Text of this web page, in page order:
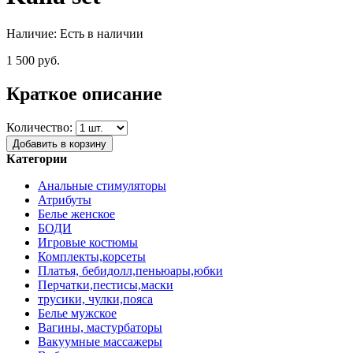
Наличие: Есть в наличии
1 500 руб.
Краткое описание
Количество:
Добавить в корзину
Категории
Анальные стимуляторы
Атрибуты
Белье женское
БОДИ
Игровые костюмы
Комплекты,корсеты
Платья, бебидолл,пеньюары,юбки
Перчатки,пестисы,маски
трусики, чулки,пояса
Белье мужское
Вагины, мастурбаторы
Вакуумные массажеры